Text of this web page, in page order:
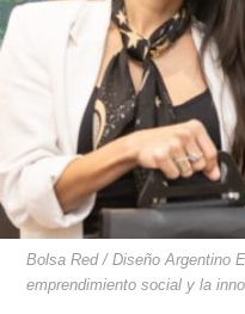
Bolsa Red / Diseño Argentino
emprendimiento social y la